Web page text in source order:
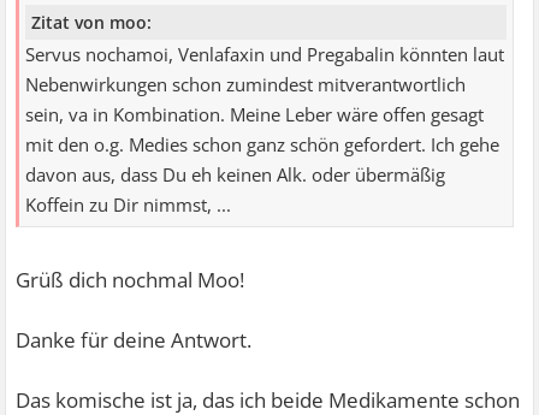
Zitat von moo:
Servus nochamoi, Venlafaxin und Pregabalin könnten laut
Nebenwirkungen schon zumindest mitverantwortlich
sein, va in Kombination. Meine Leber wäre offen gesagt
mit den o.g. Medies schon ganz schön gefordert. Ich gehe
davon aus, dass Du eh keinen Alk. oder übermäßig
Koffein zu Dir nimmst, ...
Grüß dich nochmal Moo!
Danke für deine Antwort.
Das komische ist ja, das ich beide Medikamente schon